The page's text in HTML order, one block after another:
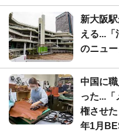
新大阪
える...
のニュ
中国に
った...
権させ
年1月